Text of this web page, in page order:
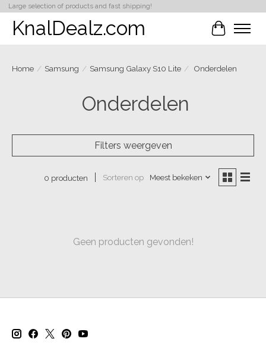
Large selection of products and fast shipping!
KnalDealz.com
Home / Samsung / Samsung Galaxy S10 Lite / Onderdelen
Onderdelen
Filters weergeven
0 producten Sorteren op Meest bekeken
Geen producten gevonden!